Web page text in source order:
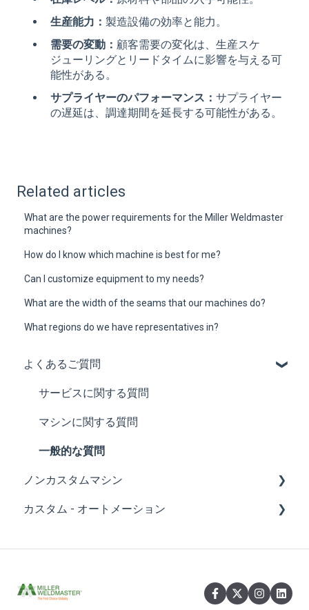
生産能力： 製造設備の効率と能力。
需要の変動： 顧客需要の変化は、生産スケ
ジューリングとリードタイムに影響を与える可
能性がある。
サプライヤーのパフォーマンス： サプライヤー
の遅延は、調達期間を延長する可能性がある。
Related articles
What are the power requirements for the Miller Weldmaster
machines?
How do I know which machine is best for me?
Can I customize equipment to my needs?
What are the width of the seams that our machines do?
What regions do we have representatives in?
よくあるご質問
サービスに関する質問
マシンに関する質問
一般的な質問
ノンカスタムマシン
Tシリーズおよび112マシン
一般質問
カスタム - オートメーション